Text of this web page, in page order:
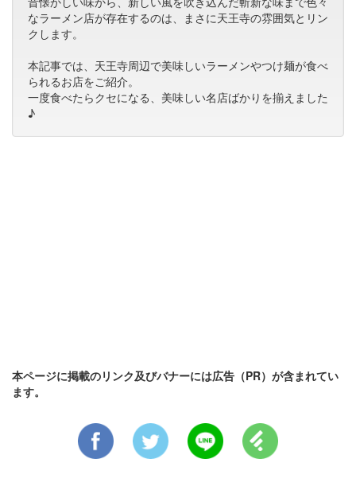
なラーメン店が存在するのは、まさに天王寺の雰囲気とリン
クします。
本記事では、天王寺周辺で美味しいラーメンやつけ麺が食べ
られるお店をご紹介。
一度食べたらクセになる、美味しい名店ばかりを揃えました
♪
本ページに掲載のリンク及びバナーには広告（PR）が含まれてい
ます。